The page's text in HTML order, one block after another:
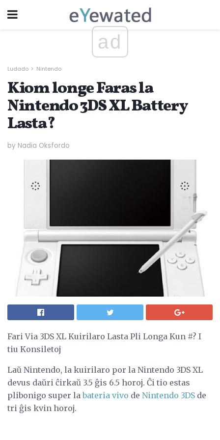
ad
Ludado Nintendo
Kiom longe Faras la
Nintendo 3DS XL Battery
Lasta?
by Nadia Oksfordo
Fari Via 3DS XL Kuirilaro Lasta Pli Longa Kun #? I
tiu Konsiletoj
Laŭ Nintendo, la kuirilaro por la Nintendo 3DS XL
devus daŭri ĉirkaŭ 3.5 ĝis 6.5 horoj. Ĉi tio estas
plibonigo super labateria vivo de Nintendo 3DS de
tri ĝis kvin horoj.